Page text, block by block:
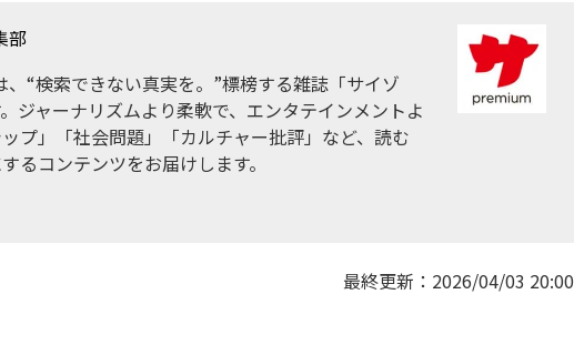
部
“検索できない真実を。”標榜する雑誌「サイゾ
ジャーナリズムより柔軟で、エンタテインメントよ
プ」「社会問題」「カルチャー批評」など、読む
るコンテンツをお届けします。
最終更新： 2026/04/03 20:00